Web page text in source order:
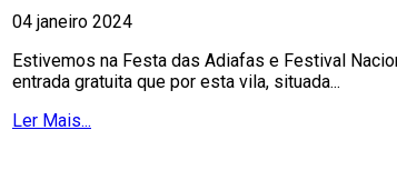
04 janeiro 2024
Estivemos na Festa das Adiafas e Festival
entrada gratuita que por esta vila, situada...
Ler Mais...